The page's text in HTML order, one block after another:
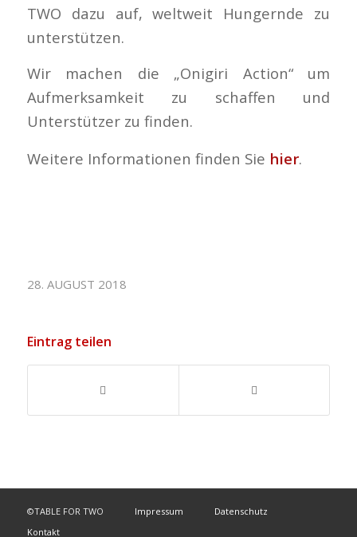
TWO dazu auf, weltweit Hungernde zu
unterstützen.
Wir machen die „Onigiri Action“ um
Aufmerksamkeit zu schaffen und
Unterstützer zu finden.
Weitere Informationen finden Sie hier.
28. AUGUST 2018
Eintrag teilen
©TABLE FOR TWO Impressum
Datenschutz
Kontakt